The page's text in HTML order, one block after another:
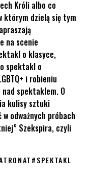
Króli albo co
którym dzielą się tym
na scenie
o klasyce,
spektakl o
i robieniu
spektaklem. O
kulisy sztuki
odważnych próbach
Szekspira, czyli
#SPEKTAKL